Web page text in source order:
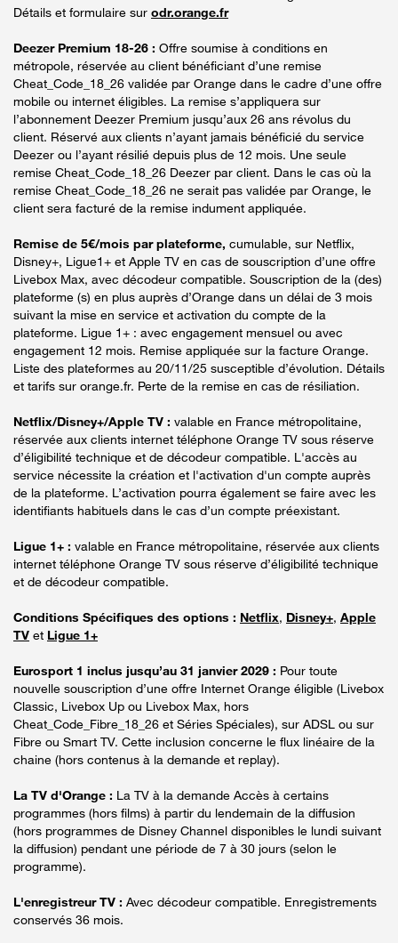
Détails et formulaire sur odr.orange.fr
Deezer Premium 18-26 : Offre soumise à conditions en
métropole, réservée au client bénéficiant d’une remise
Cheat_Code_18_26 validée par Orange dans le cadre d’une offre
mobile ou internet éligibles. La remise s’appliquera sur
l’abonnement Deezer Premium jusqu’aux 26 ans révolus du
client. Réservé aux clients n’ayant jamais bénéficié du service
Deezer ou l’ayant résilié depuis plus de 12 mois. Une seule
remise Cheat_Code_18_26 Deezer par client. Dans le cas où la
remise Cheat_Code_18_26 ne serait pas validée par Orange, le
client sera facturé de la remise indument appliquée.
Remise de 5€/mois par plateforme, cumulable, sur Netflix,
Disney+, Ligue1+ et Apple TV en cas de souscription d’une offre
Livebox Max, avec décodeur compatible. Souscription de la (des)
plateforme (s) en plus auprès d’Orange dans un délai de 3 mois
suivant la mise en service et activation du compte de la
plateforme. Ligue 1+ : avec engagement mensuel ou avec
engagement 12 mois. Remise appliquée sur la facture Orange.
Liste des plateformes au 20/11/25 susceptible d’évolution. Détails
et tarifs sur orange.fr. Perte de la remise en cas de résiliation.
Netflix/Disney+/Apple TV : valable en France métropolitaine,
réservée aux clients internet téléphone Orange TV sous réserve
d’éligibilité technique et de décodeur compatible. L'accès au
service nécessite la création et l'activation d'un compte auprès
de la plateforme. L’activation pourra également se faire avec les
identifiants habituels dans le cas d’un compte préexistant.
Ligue 1+ : valable en France métropolitaine, réservée aux clients
internet téléphone Orange TV sous réserve d’éligibilité technique
et de décodeur compatible.
Conditions Spécifiques des options : Netflix, Disney+, Apple
TV et Ligue 1+
Eurosport 1 inclus jusqu’au 31 janvier 2029 : Pour toute
nouvelle souscription d’une offre Internet Orange éligible (Livebox
Classic, Livebox Up ou Livebox Max, hors
Cheat_Code_Fibre_18_26 et Séries Spéciales), sur ADSL ou sur
Fibre ou Smart TV. Cette inclusion concerne le flux linéaire de la
chaine (hors contenus à la demande et replay).
La TV d'Orange : La TV à la demande Accès à certains
programmes (hors films) à partir du lendemain de la diffusion
(hors programmes de Disney Channel disponibles le lundi suivant
la diffusion) pendant une période de 7 à 30 jours (selon le
programme).
L'enregistreur TV : Avec décodeur compatible. Enregistrements
conservés 36 mois.